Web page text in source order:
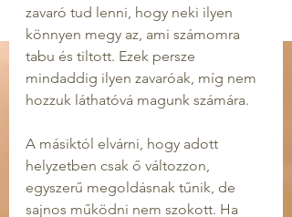
zavaró tud lenni, hogy neki ilyen
könnyen megy az, ami számomra
tabu és tiltott. Ezek persze
mindaddig ilyen zavaróak, míg nem
hozzuk láthatóvá magunk számára.
A másiktól elvárni, hogy adott
helyzetben csak ő változzon,
egyszerű megoldásnak tűnik, de
sajnos működni nem szokott. Ha